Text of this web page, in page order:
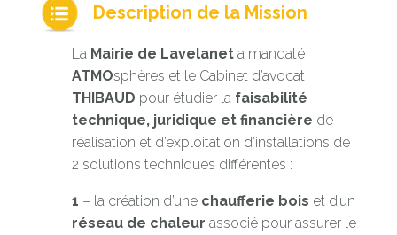
Description de la Mission
La Mairie de Lavelaneta mandaté
ATMOsphères et le Cabinet d’avocat
THIBAUD pour étudier la faisabilité
technique, juridique et financière de
réalisation et d’exploitation d’installations de
2 solutions techniques différentes :
1 – la création d’une chaufferie bois et d’un
réseau de chaleur associé pour assurer le